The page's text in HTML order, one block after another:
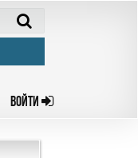
ВОЙТИ